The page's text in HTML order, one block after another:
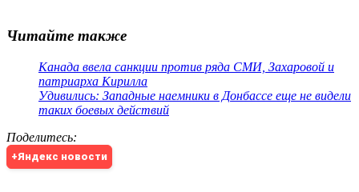
Читайте также
Канада ввела санкции против ряда СМИ, Захаровой и
патриарха Кирилла
Удивились: Западные наемники в Донбассе еще не видели
таких боевых действий
Поделитесь:
+Яндекс новости